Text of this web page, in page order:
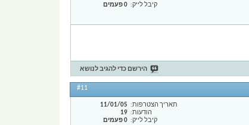
קיבל לייק
0 פעמים
הירשם כדי להגיב לנושא
#11
תאריך הצטרפות
11/01/05
הודעות
19
קיבל לייק
0 פעמים